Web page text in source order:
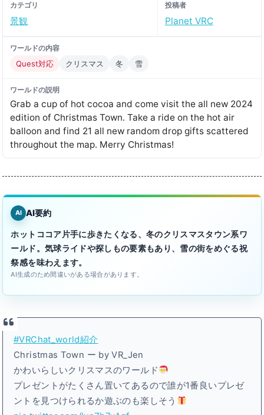
カテゴリ
景観
投稿者
Planet VRC
ワールドの内容
Quest対応 クリスマス 冬 雪
ワールドの説明
Grab a cup of hot cocoa and come visit the all new 2024
edition of Christmas Town․ Take a ride on the hot air
balloon and find 21 all new random drop gifts scattered
throughout the map․ Merry Christmasǃ
AI AI要約
ホットココア片手に歩きたくなる、冬のクリスマスタウン系ワ
ールド。気球ライドや探しもの要素もあり、雪の街をめぐる祝
祭感を味わえます。
AI生成のため間違いがある場合があります。
#VRChat_world紹介
Christmas Town ー by VR_Jen
かわいらしいクリスマスのワールド
プレゼントがたくさん置いてあるので誰が1番良いプレゼ
ントを見つけられるか遊ぶのも楽しそう